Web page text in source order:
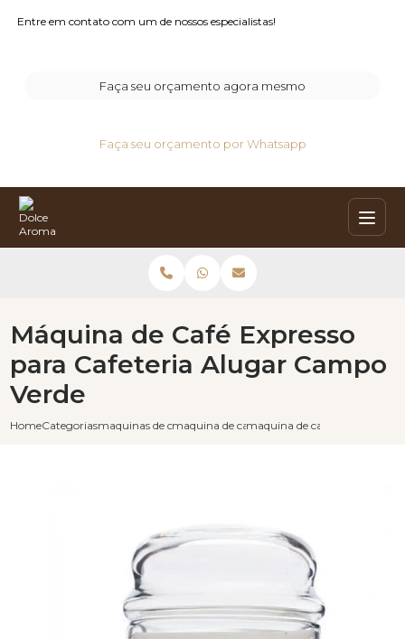
Entre em contato com um de nossos especialistas!
Faça seu orçamento agora mesmo
Faça seu orçamento por Whatsapp
HomeCategoriasmaquinas de cafe expressomaquina de cafe baristamaquina de cafe expresso
Máquina de Café Expresso
para Cafeteria Alugar Campo
Verde